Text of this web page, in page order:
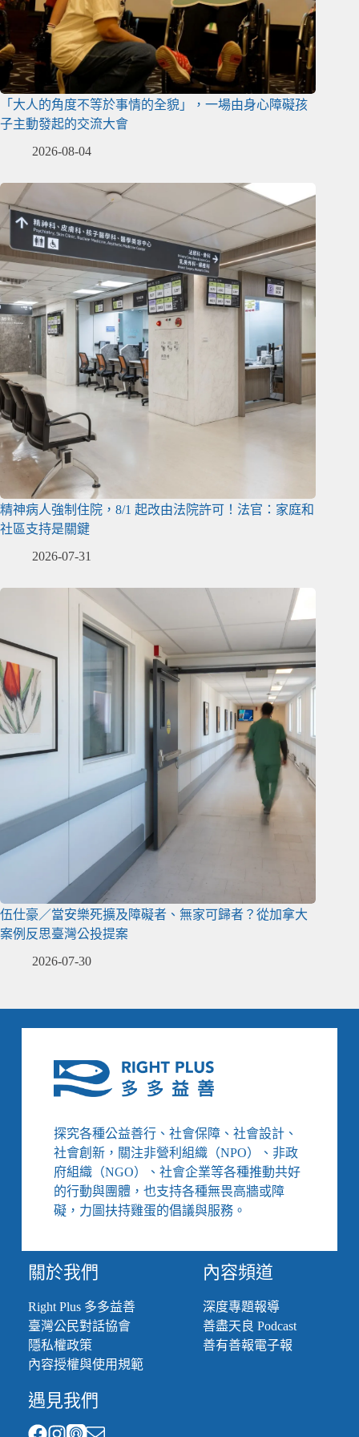
「大人的角度不等於事情的全貌」，一場由身心障礙孩
子主動發起的交流大會
2026-08-04
精神病人強制住院，8/1 起改由法院許可！法官：家庭和
社區支持是關鍵
2026-07-31
伍仕豪／當安樂死擴及障礙者、無家可歸者？從加拿大
案例反思臺灣公投提案
2026-07-30
探究各種公益善行、社會保障、社會設計、
社會創新，關注非營利組織（NPO）、非政
府組織（NGO）、社會企業等各種推動共好
的行動與團體，也支持各種無畏高牆或障
礙，力圖扶持雞蛋的倡議與服務。
關於我們
Right Plus 多多益善
臺灣公民對話協會
隱私權政策
內容授權與使用規範
內容頻道
深度專題報導
善盡天良 Podcast
善有善報電子報
遇見我們